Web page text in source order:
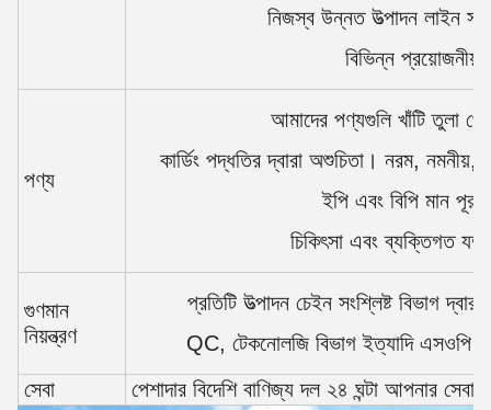
নিজস্ব উন্নত উত্পাদন লাইন
বিভিন্ন
পণ্য
আমাদের পণ্যগুলি খাঁটি তুলা
কার্ডিং পদ্ধতির দ্বারা অশুচিতা। নরম,
ইপি এবং বিপি মান
চিকিৎসা এবং ব্যক্তিগত
গুণমান
নিয়ন্ত্রণ
প্রতিটি উত্পাদন চেইন সংশ্লিষ্ট বিভাগ
QC, টেকনোলজি বিভাগ ইত্যাদি এসওপি
সেবা
পেশাদার বিদেশি বাণিজ্য দল ২৪ ঘন্টা আপনার